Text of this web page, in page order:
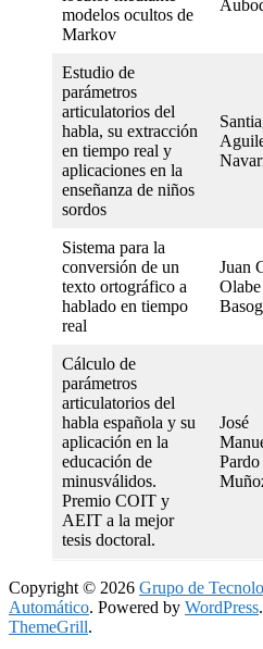
modelos ocultos de
Markov
Estudio de
parámetros
articulatorios del
habla, su extracción
en tiempo real y
aplicaciones en la
enseñanza de niños
sordos
Sistema para la
conversión de un
texto ortográfico a
hablado en tiempo
real
Juan
Olabe
Cálculo de
parámetros
articulatorios del
habla española y su
aplicación en la
educación de
minusválidos.
Premio COIT y
AEIT a la mejor
tesis doctoral.
José
Pardo
Copyright © 2026 Grupo de
Automático. Powered by WordPress
ThemeGrill.